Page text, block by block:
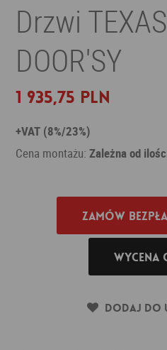
Drzwi
DOOR'SY
1 935,75 PLN
+VAT (8%/23%)
Cena montażu:Zależna od
Zamów
Wycena
Dodaj do